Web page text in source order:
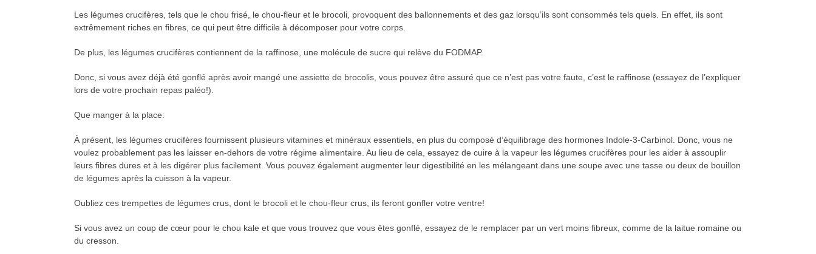
Les légumes crucifères, tels que le chou frisé, le chou-fleur et le brocoli, provoquent des ballonnements et des gaz lorsqu’ils sont consommés tels quels. En effet, ils sont
extrêmement riches en fibres, ce qui peut être difficile à décomposer pour votre corps.
De plus, les légumes crucifères contiennent de la raffinose, une molécule de sucre qui relève du FODMAP.
Donc, si vous avez déjà été gonflé après avoir mangé une assiette de brocolis, vous pouvez être assuré que ce n’est pas votre faute, c’est le raffinose (essayez de l’expliquer
lors de votre prochain repas paléo!).
Que manger à la place:
À présent, les légumes crucifères fournissent plusieurs vitamines et minéraux essentiels, en plus du composé d’équilibrage des hormones Indole-3-Carbinol. Donc, vous ne
voulez probablement pas les laisser en-dehors de votre régime alimentaire. Au lieu de cela, essayez de cuire à la vapeur les légumes crucifères pour les aider à assouplir
leurs fibres dures et à les digérer plus facilement. Vous pouvez également augmenter leur digestibilité en les mélangeant dans une soupe avec une tasse ou deux de bouillon
de légumes après la cuisson à la vapeur.
Oubliez ces trempettes de légumes crus, dont le brocoli et le chou-fleur crus, ils feront gonfler votre ventre!
Si vous avez un coup de cœur pour le chou kale et que vous trouvez que vous êtes gonflé, essayez de le remplacer par un vert moins fibreux, comme de la laitue romaine ou
du cresson.